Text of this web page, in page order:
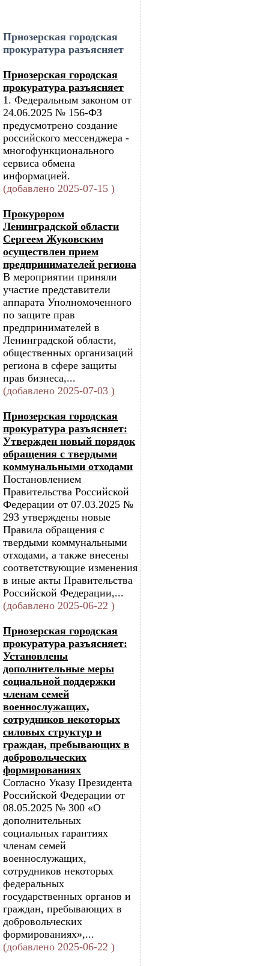
Приозерская городская
прокуратура разъясняет
Приозерская городская
прокуратура разъясняет
1. Федеральным законом от
24.06.2025 № 156-ФЗ
предусмотрено создание
российского мессенджера -
многофункционального
сервиса обмена
информацией.
(добавлено 2025-07-15 )
Прокурором
Ленинградской области
Сергеем Жуковским
осуществлен прием
предпринимателей региона
В мероприятии приняли
участие представители
аппарата Уполномоченного
по защите прав
предпринимателей в
Ленинградской области,
общественных организаций
региона в сфере защиты
прав бизнеса,...
(добавлено 2025-07-03 )
Приозерская городская
прокуратура разъясняет:
Утвержден новый порядок
обращения с твердыми
коммунальными отходами
Постановлением
Правительства Российской
Федерации от 07.03.2025 №
293 утверждены новые
Правила обращения с
твердыми коммунальными
отходами, а также внесены
соответствующие изменения
в иные акты Правительства
Российской Федерации,...
(добавлено 2025-06-22 )
Приозерская городская
прокуратура разъясняет:
Установлены
дополнительные меры
социальной поддержки
членам семей
военнослужащих,
сотрудников некоторых
силовых структур и
граждан, пребывающих в
добровольческих
формированиях
Согласно Указу Президента
Российской Федерации от
08.05.2025 № 300 «О
дополнительных
социальных гарантиях
членам семей
военнослужащих,
сотрудников некоторых
федеральных
государственных органов и
граждан, пребывающих в
добровольческих
формированиях»,...
(добавлено 2025-06-22 )